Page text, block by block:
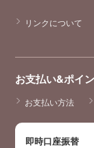
リンクについて
お支払い&ポイ
お支払い方法
即時口座振替